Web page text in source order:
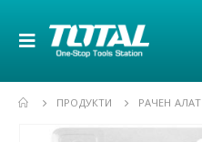
ПРОДУКТИ РАЧЕН АЛАТ